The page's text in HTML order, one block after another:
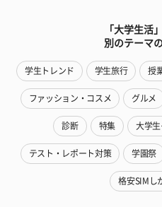
「大学生活
別のテーマ
学生トレンド 学生旅行 授
ファッション・コスメ グルメ
診断 特集 大学生
テスト・レポート対策 学園祭
格安SIMし